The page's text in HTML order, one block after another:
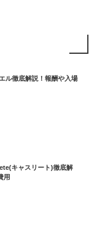
ル徹底解説！報酬や入場
キャスリート)徹底解
用